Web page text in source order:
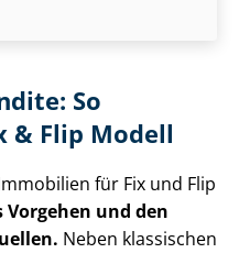
So
& Flip Modell
für Fix und Flip
und den
Neben klassischen